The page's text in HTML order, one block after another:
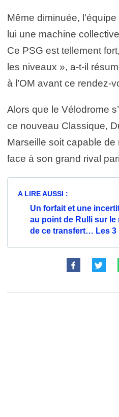
Même diminuée,
lui une machine
Ce PSG est tellement
les niveaux », a-t-il
à l’OM avant ce rendez-
Alors que le Vélodrome
ce nouveau Classique,
Marseille soit capable
face à son grand rival
A LIRE AUSSI :
Un forfait et une
au point de Rulli sur
de ce transfert… Les 3